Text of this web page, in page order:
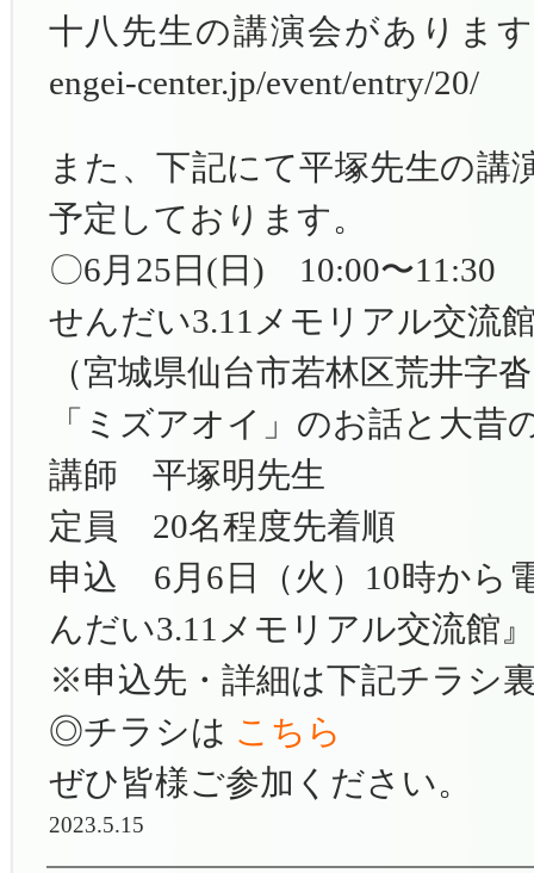
十八先生の講演会がありま
engei-center.jp/event/entry/20/
また、下記にて平塚先生の講
予定しております。
〇6月25日(日) 10:00〜11:30
せんだい3.11メモリアル交流
（宮城県仙台市若林区荒井字
「ミズアオイ」のお話と大昔
講師 平塚明先生
定員 20名程度先着順
申込 6月6日（火）10時から
んだい3.11メモリアル交流館
※申込先・詳細は下記チラシ
◎チラシは こちら
ぜひ皆様ご参加ください。
2023.5.15